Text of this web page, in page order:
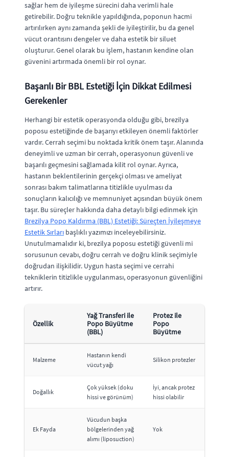
sağlar hem de iyileşme sürecini daha verimli hale
getirebilir. Doğru teknikle yapıldığında, poponun hacmi
artırılırken aynı zamanda şekli de iyileştirilir, bu da genel
vücut orantısını dengeler ve daha estetik bir siluet
oluşturur. Genel olarak bu işlem, hastanın kendine olan
güvenini artırmada önemli bir rol oynar.
Başarılı Bir BBL Estetiği İçin Dikkat Edilmesi
Gerekenler
Herhangi bir estetik operasyonda olduğu gibi, brezilya
poposu estetiğinde de başarıyı etkileyen önemli faktörler
vardır. Cerrah seçimi bu noktada kritik önem taşır. Alanında
deneyimli ve uzman bir cerrah, operasyonun güvenli ve
başarılı geçmesini sağlamada kilit rol oynar. Ayrıca,
hastanın beklentilerinin gerçekçi olması ve ameliyat
sonrası bakım talimatlarına titizlikle uyulması da
sonuçların kalıcılığı ve memnuniyet açısından büyük önem
taşır. Bu süreçler hakkında daha detaylı bilgi edinmek için
Brezilya Popo Kaldırma (BBL) Estetiği: Süreçten İyileşmeye
Estetik Sırları başlıklı yazımızı inceleyebilirsiniz.
Unutulmamalıdır ki, brezilya poposu estetiği güvenli mi
sorusunun cevabı, doğru cerrah ve doğru klinik seçimiyle
doğrudan ilişkilidir. Uygun hasta seçimi ve cerrahi
tekniklerin titizlikle uygulanması, operasyonun güvenliğini
artırır.
Özellik
Yağ Transferi ile
Popo Büyütme
(BBL)
Protez ile
Popo
Büyütme
Malzeme
Hastanın kendi
vücut yağı
Silikon protezler
Doğallık
Çok yüksek (doku
hissi ve görünüm)
İyi, ancak protez
hissi olabilir
Ek Fayda
Vücudun başka
bölgelerinden yağ
alımı (liposuction)
Yok